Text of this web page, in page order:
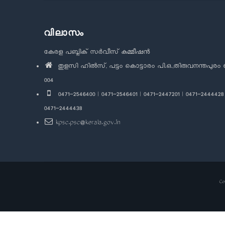
വിലാസം
കേരള പബ്ലിക് സർവീസ് കമ്മീഷൻ
തുളസി ഹിൽസ്, പട്ടം കൊട്ടാരം പി.ഒ.,തിരുവനന്തപുരം
004
0471-2546400 | 0471-2546401 | 0471-2447201 | 0471-
0471-2444438
kpsc.psc@kerala.gov.in